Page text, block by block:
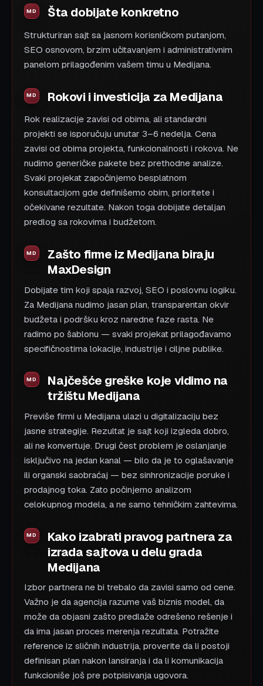
Šta dobijate konkretno
Strukturiran sajt sa jasnom korisničkom putanjom,
SEO osnovom, brzim učitavanjem i administrativnim
panelom prilagođenim vašem timu u Medijana.
Rokovi i investicija za Medijana
Rok realizacije zavisi od obima, ali standardni
projekti se isporučuju unutar 3–6 nedelja. Cena
zavisi od obima projekta, funkcionalnosti i rokova. Ne
nudimo generičke pakete bez prethodne analize.
Svaki projekat započinjemo besplatnom
konsultacijom gde definišemo obim, prioritete i
očekivane rezultate. Nakon toga dobijate detaljan
predlog sa rokovima i budžetom.
Zašto firme iz Medijana biraju
MaxDesign
Dobijate tim koji spaja razvoj, SEO i poslovnu logiku.
Za Medijana nudimo jasan plan, transparentan okvir
budžeta i podršku kroz naredne faze rasta. Ne
radimo po šablonu — svaki projekat prilagođavamo
specifičnostima lokacije, industrije i ciljne publike.
Najčešće greške koje vidimo na
tržištu Medijana
Previše firmi u Medijana ulazi u digitalizaciju bez
jasne strategije. Rezultat je sajt koji izgleda dobro,
ali ne konvertuje. Drugi čest problem je oslanjanje
isključivo na jedan kanal — bilo da je to oglašavanje
ili organski saobraćaj — bez sinhronizacije poruke i
prodajnog toka. Zato počinjemo analizom
celokupnog modela, a ne samo tehničkim zahtevima.
Kako izabrati pravog partnera za
izrada sajtova u delu grada
Medijana
Izbor partnera ne bi trebalo da zavisi samo od cene.
Važno je da agencija razume vaš biznis model, da
može da objasni zašto predlaže odrešeno rešenje i
da ima jasan proces merenja rezultata. Potražite
reference iz sličnih industrija, proverite da li postoji
definisan plan nakon lansiranja i da li komunikacija
funkcioniše još pre potpisivanja ugovora.